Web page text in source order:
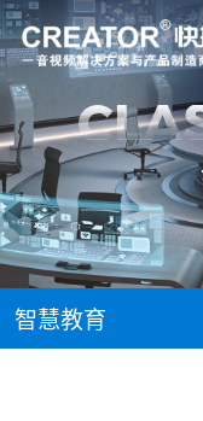
智慧教育